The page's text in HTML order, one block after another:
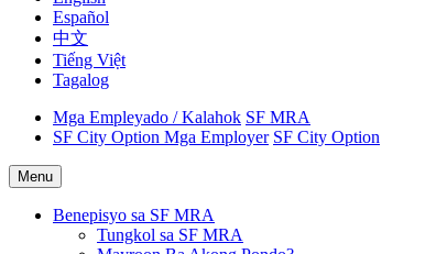
Español
中文
Tiếng Việt
Tagalog
Mga Empleyado / Kalahok SF MRA
SF City Option Mga Employer SF City Option
Menu
Benepisyo sa SF MRA
Tungkol sa SF MRA